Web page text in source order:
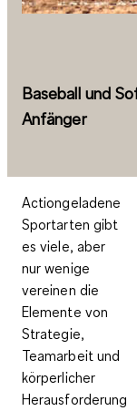
Baseball und
Anfänger
Actiongeladene
Sportarten gibt
es viele, aber
nur wenige
vereinen die
Elemente von
Strategie,
Teamarbeit und
körperlicher
Herausforderung